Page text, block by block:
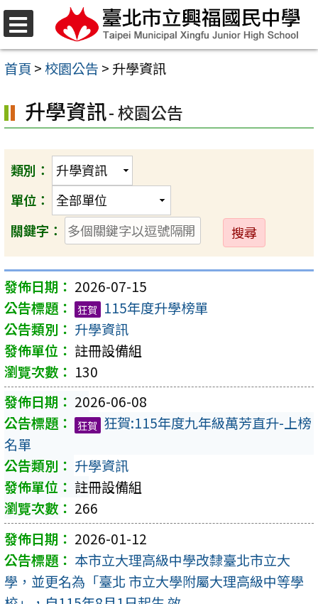
選
單
跳
至
主
內
容
首頁 >校園公告 > 升學資訊
升學資訊- 校園公告
類別：
單位：
關鍵字：
送
出
2026-07-15
狂賀 115年度升學榜單
升學資訊
註冊設備組
130
2026-06-08
狂賀 狂賀:115年度九年級萬芳直升-上榜
名單
升學資訊
註冊設備組
266
2026-01-12
本市立大理高級中學改隸臺北市立大
學，並更名為「臺北 市立大學附屬大理高級中等學